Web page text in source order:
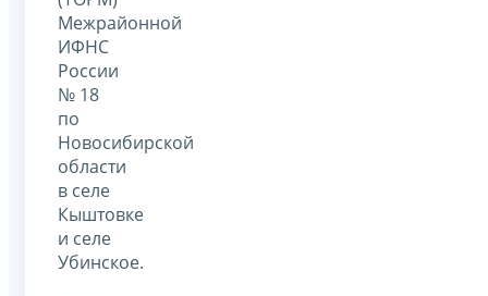
Межрайонной
ИФНС
России
№ 18
по
Новосибирской
области
в селе
Кыштовке
и селе
Убинское.